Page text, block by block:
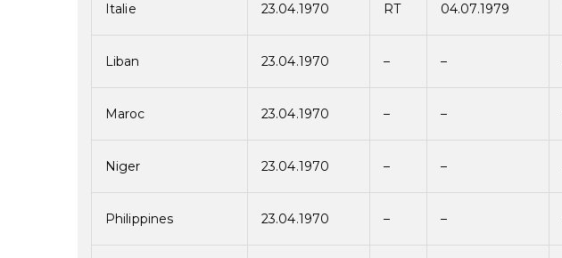
Italie 23.04.1970 RT 04.07.1979
Liban 23.04.1970 – –
Maroc 23.04.1970 – –
Niger 23.04.1970 – –
Philippines 23.04.1970 – –